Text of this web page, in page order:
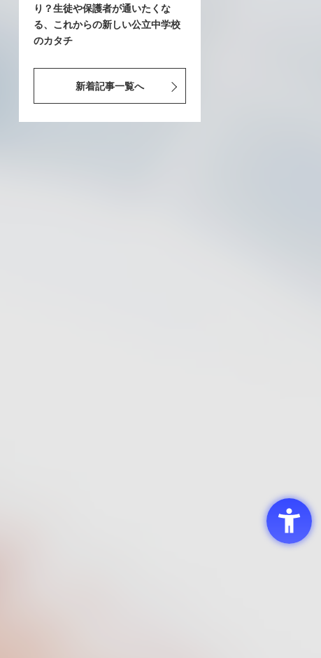
り？生徒や保護者が通いたくな
る、これからの新しい公立中学校
のカタチ
新着記事一覧へ